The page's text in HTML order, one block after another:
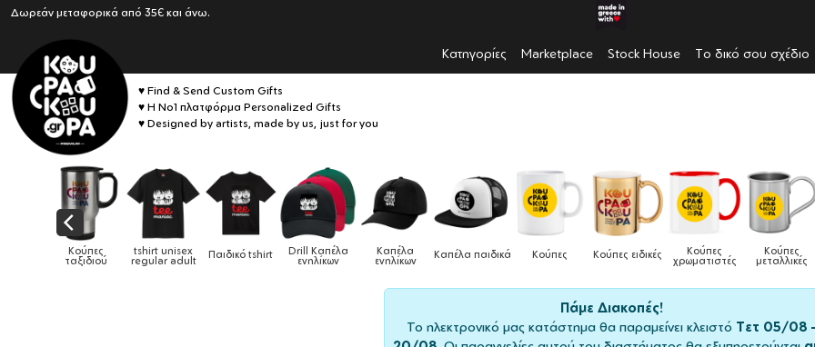
Δωρεάν μεταφορικά από 35€ και άνω.
Κατηγορίες Marketplace Stock House Το δικό σου σχέδιο
♥ Find & Send Custom Gifts
♥ Η No1 πλατφόρμα Personalized Gifts
♥ Designed by artists, made by us, just for you
Drill Καπέλα
ενηλίκων
Καπέλα
ενηλίκων Καπέλα παιδικά Κούπες Κούπες ειδικές Κούπες
χρωματιστές
Κούπες
μεταλλικές
Δοχεία
φαγητού Τσάντες Ποδιές
μαγειρικής
Πάμε Διακοπές!
Το ηλεκτρονικό μας κατάστημα θα παραμείνει κλειστό Τετ 05/08